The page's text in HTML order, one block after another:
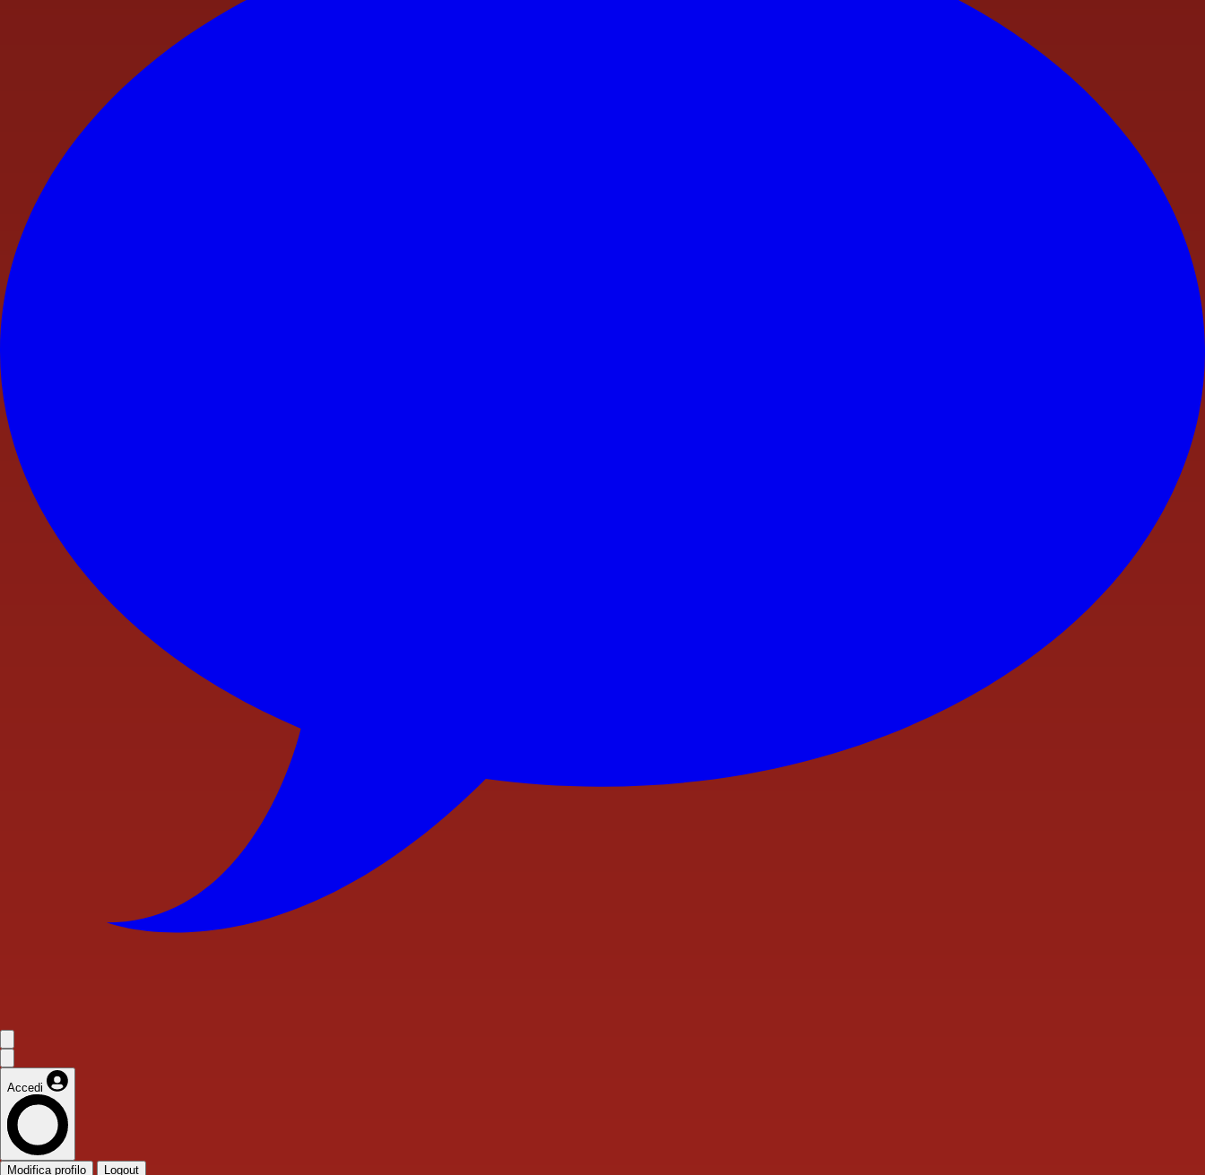
Accedi
Modifica profilo Logout